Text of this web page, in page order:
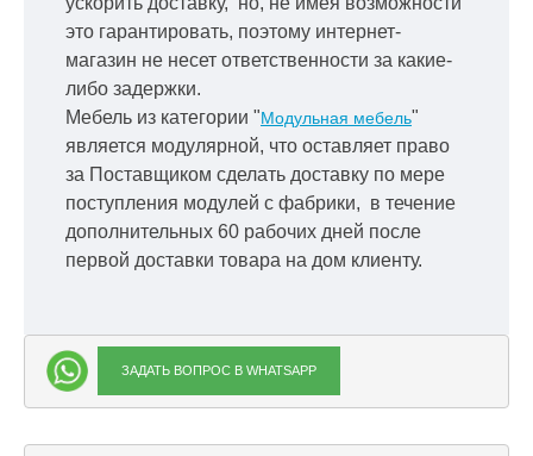
это гарантировать, поэтому интернет-
магазин не несет ответственности за какие-
либо задержки.
Мебель из категории "Модульная мебель"
является модулярной, что оставляет право
за Поставщиком сделать доставку по мере
поступления модулей с фабрики, в течение
дополнительных 60 рабочих дней после
первой доставки товара на дом клиенту.
ЗАДАТЬ ВОПРОС В WHATSAPP